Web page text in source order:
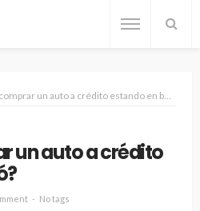
un auto a crédito estando en buró?
un auto a crédito
No tags